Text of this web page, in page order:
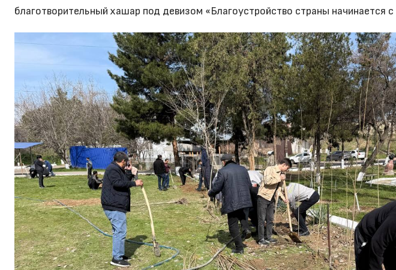
благотворительный хашар под девизом «Благоустройство страны начинается с